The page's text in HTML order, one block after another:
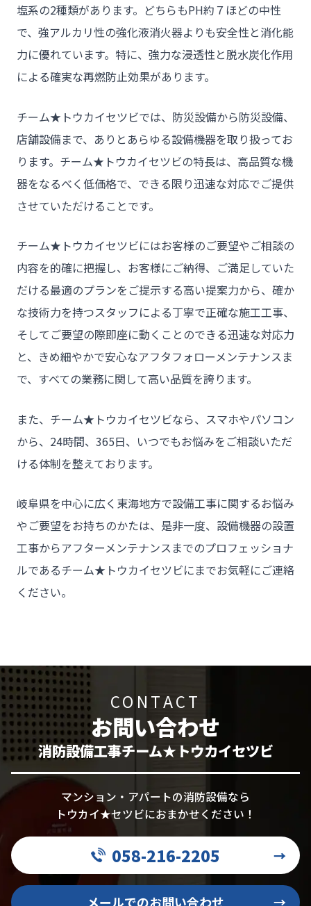
塩系の2種類があります。どちらもPH約７ほどの中性
で、強アルカリ性の強化液消火器よりも安全性と消化能
力に優れています。特に、強力な浸透性と脱水炭化作用
による確実な再燃防止効果があります。
チーム★トウカイセツビでは、防災設備から防災設備、
店舗設備まで、ありとあらゆる設備機器を取り扱ってお
ります。チーム★トウカイセツビの特長は、高品質な機
器をなるべく低価格で、できる限り迅速な対応でご提供
させていただけることです。
チーム★トウカイセツビにはお客様のご要望やご相談の
内容を的確に把握し、お客様にご納得、ご満足していた
だける最適のプランをご提示する高い提案力から、確か
な技術力を持つスタッフによる丁寧で正確な施工工事、
そしてご要望の際即座に動くことのできる迅速な対応力
と、きめ細やかで安心なアフタフォローメンテナンスま
で、すべての業務に関して高い品質を誇ります。
また、チーム★トウカイセツビなら、スマホやパソコン
から、24時間、365日、いつでもお悩みをご相談いただ
ける体制を整えております。
岐阜県を中心に広く東海地方で設備工事に関するお悩み
やご要望をお持ちのかたは、是非一度、設備機器の設置
工事からアフターメンテナンスまでのプロフェッショナ
ルであるチーム★トウカイセツビにまでお気軽にご連絡
ください。
CONTACT
お問い合わせ
消防設備工事チーム★トウカイセツビ
マンション・アパートの消防設備なら
トウカイ★セツビにおまかせください！
058-216-2205 →
メールでのお問い合わせ →